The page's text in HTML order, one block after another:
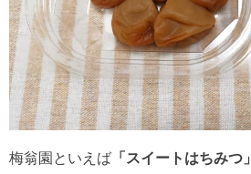
梅翁園といえば 「スイートはちみつ」